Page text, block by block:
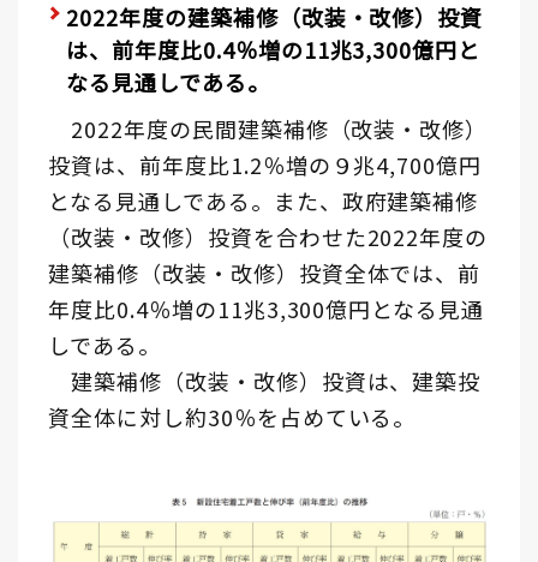
2022年度の建築補修（改装・改修）投資
は、前年度比0.4％増の11兆3,300億円と
なる見通しである。
2022年度の民間建築補修（改装・改修）
投資は、前年度比1.2％増の９兆4,700億円
となる見通しである。また、政府建築補修
（改装・改修）投資を合わせた2022年度の
建築補修（改装・改修）投資全体では、前
年度比0.4％増の11兆3,300億円となる見通
しである。
建築補修（改装・改修）投資は、建築投
資全体に対し約30％を占めている。